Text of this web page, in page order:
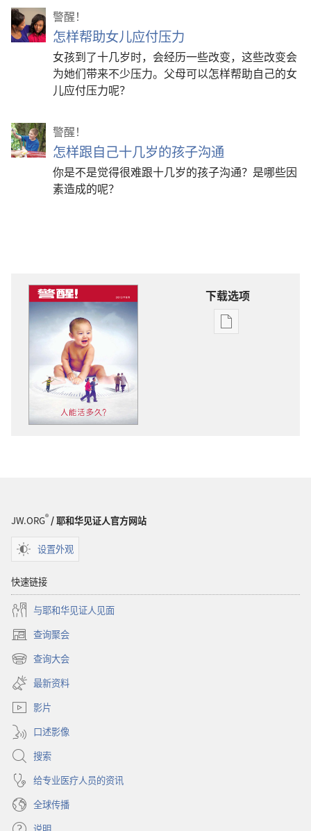
警醒！
怎样帮助女儿应付压力
女孩到了十几岁时，会经历一些改变，这些改变会
为她们带来不少压力。父母可以怎样帮助自己的女
儿应付压力呢？
警醒！
怎样跟自己十几岁的孩子沟通
你是不是觉得很难跟十几岁的孩子沟通？是哪些因
素造成的呢？
下载选项
电
JW.ORG® / 耶和华见证人官方网站
设置外观
快速链接
与耶和华见证人见面
查询聚会
（打
开
新
窗
口）
查询大会
（打
开
新
窗
口）
最新资料
影片
口述影像
搜索
给专业医疗人员的资讯
全球传播